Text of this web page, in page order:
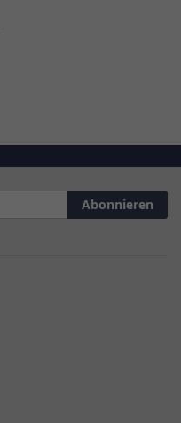
Abonnieren